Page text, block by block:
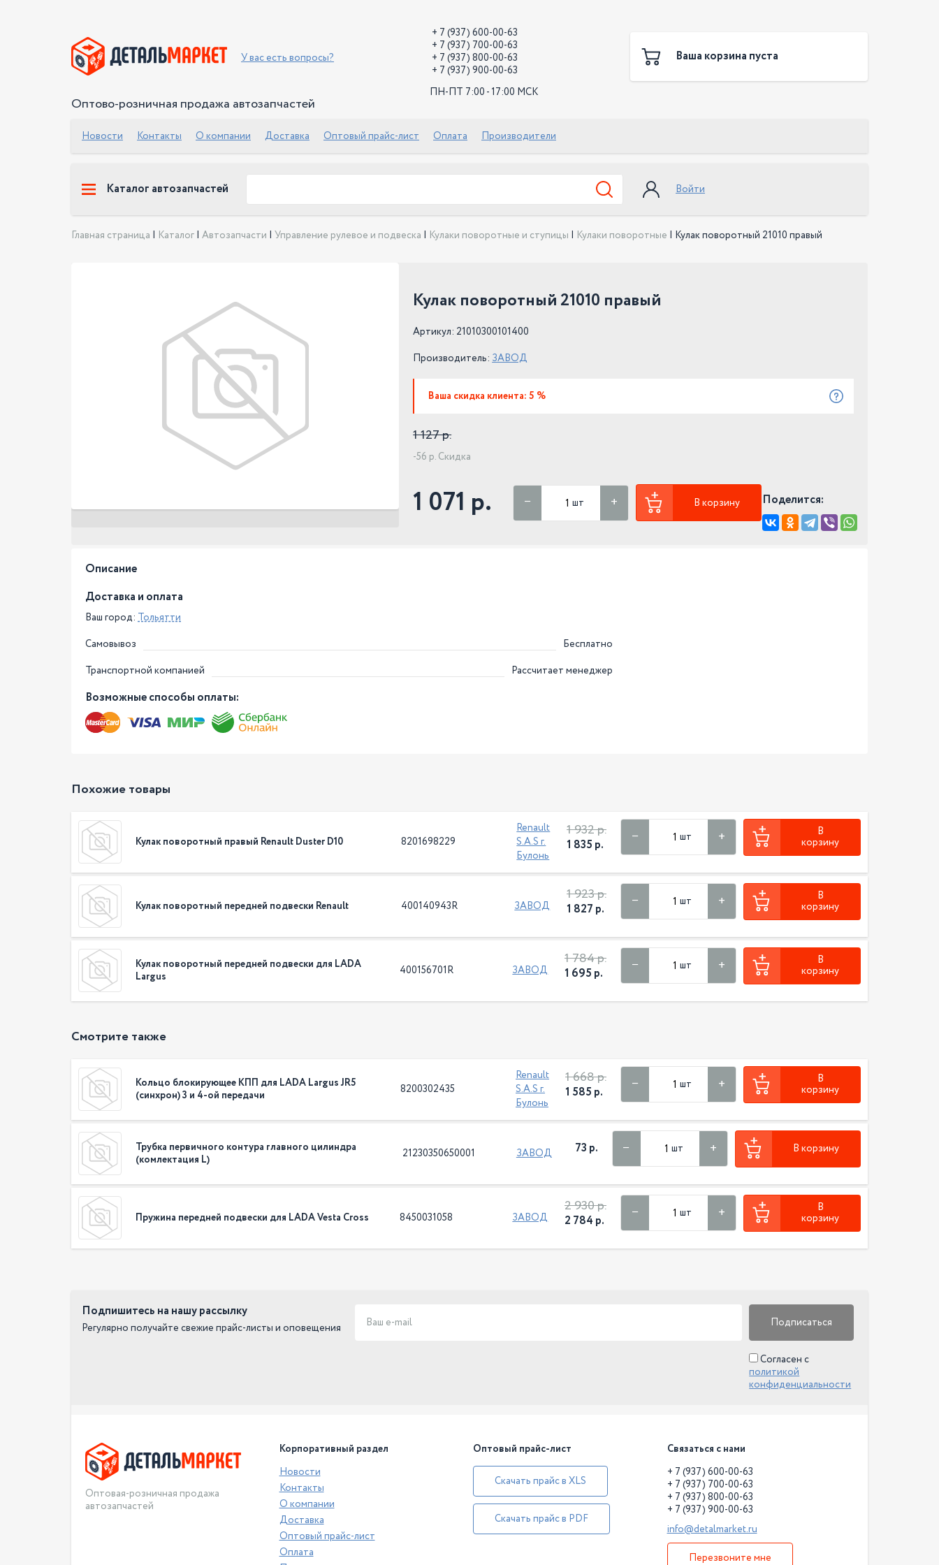
Оптово-розничная продажа автозапчастей
У вас есть вопросы?
+ 7 (937) 600-00-63
+ 7 (937) 700-00-63
+ 7 (937) 800-00-63
+ 7 (937) 900-00-63
ПН-ПТ 7:00 - 17:00 МСК
Ваша корзина пуста
Новости Контакты О компании Доставка Оптовый прайс-лист Оплата Производители
Каталог автозапчастей Войти
Главная страница | Каталог | Автозапчасти | Управление рулевое и подвеска | Кулаки поворотные и ступицы | Кулаки поворотные | Кулак поворотный 21010 правый
Кулак поворотный 21010 правый
Артикул: 21010300101400
Производитель:ЗАВОД
Ваша скидка клиента: 5 %
1 127 р.
-56 р. Скидка
1 071 р. шт В корзину Поделится:
Описание
Доставка и оплата
Ваш город: Тольятти
Самовывоз
Бесплатно
Транспортной компанией
Рассчитает менеджер
Возможные способы оплаты:
Похожие товары
Кулак поворотный правый Renault Duster D10 8201698229
Renault
S.A.S г.
Булонь
1 932 р.
1 835 р. шт
В
корзину
Кулак поворотный передней подвески Renault 400140943R ЗАВОД
1 923 р.
1 827 р. шт
В
корзину
Кулак поворотный передней подвески для LADA
Largus
400156701R ЗАВОД
1 784 р.
1 695 р. шт
В
корзину
Смотрите также
Кольцо блокирующее КПП для LADA Largus JR5
(синхрон) 3 и 4-ой передачи
8200302435
Renault
S.A.S г.
Булонь
1 668 р.
1 585 р. шт
В
корзину
Трубка первичного контура главного цилиндра
(комлектация L)
21230350650001 ЗАВОД 73 р. шт В корзину
Пружина передней подвески для LADA Vesta Cross 8450031058 ЗАВОД
2 930 р.
2 784 р. шт
В
корзину
Подпишитесь на нашу рассылку
Регулярно получайте свежие прайс-листы и оповещения Подписаться
Согласен с
политикой
конфиденциальности
Оптовая-розничная продажа
автозапчастей
Корпоративный раздел
Новости
Контакты
О компании
Доставка
Оптовый прайс-лист
Оплата
Оптовый прайс-лист
Скачать прайс в XLS
Скачать прайс в PDF
Связаться с нами
+ 7 (937) 600-00-63
+ 7 (937) 700-00-63
+ 7 (937) 800-00-63
+ 7 (937) 900-00-63
info@detalmarket.ru
Перезвоните мне